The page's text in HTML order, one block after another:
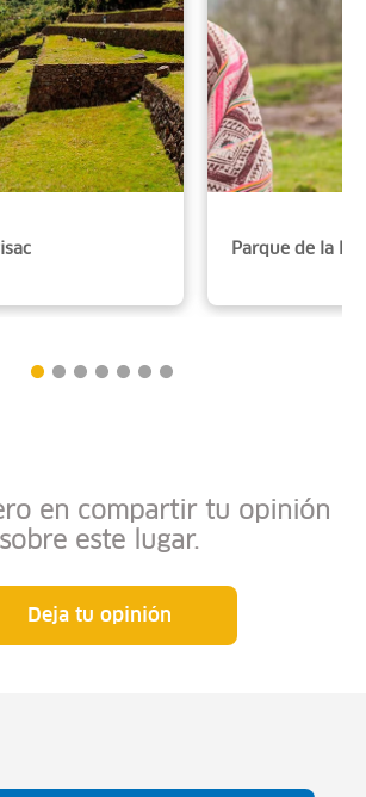
Parque de la
en compartir tu opinión
sobre este lugar.
Deja tu opinión